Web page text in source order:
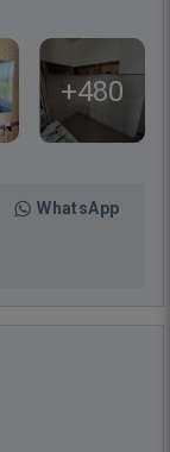
+480
WhatsApp